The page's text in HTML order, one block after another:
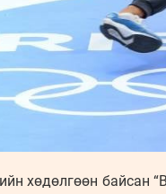
хөдөлгөөн байсан